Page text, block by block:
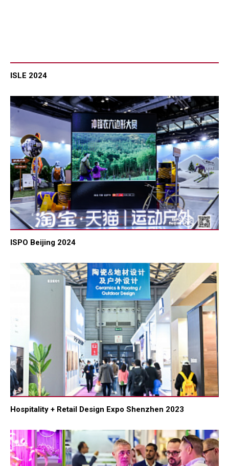
ISLE 2024
ISPO Beijing 2024
Hospitality + Retail Design Expo Shenzhen 2023